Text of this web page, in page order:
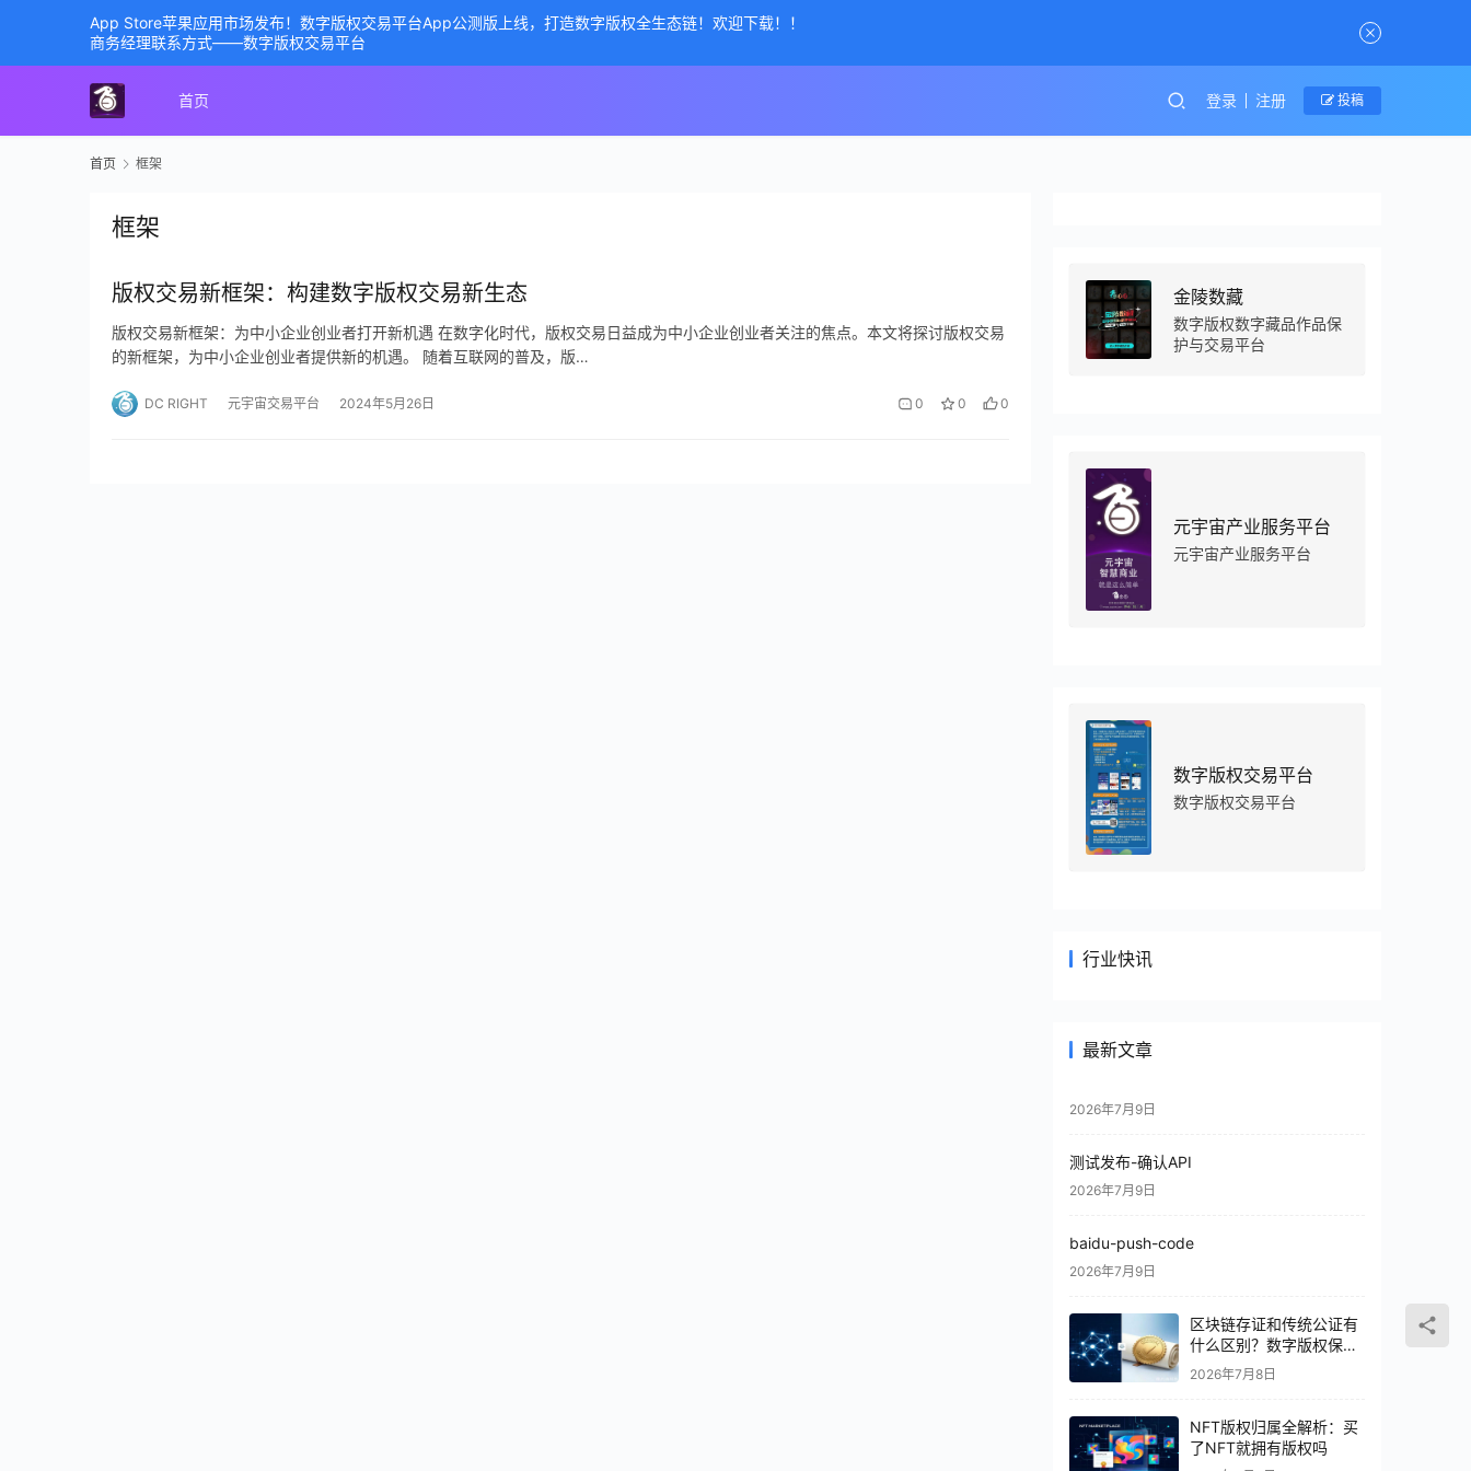
首页 登录 注册 投稿
首页 框架
框架
版权交易新框架：构建数字版权交易新生态
版权交易新框架：为中小企业创业者打开新机遇 在数字化时代，版权交易日益成为中小企业创业者关注的焦点。本文将探讨版权交易
的新框架，为中小企业创业者提供新的机遇。 随着互联网的普及，版…
DC RIGHT 元宇宙交易平台 2024年5月26日 0 0 0
金陵数藏
数字版权数字藏品作品保
护与交易平台
元宇宙产业服务平台
元宇宙产业服务平台
数字版权交易平台
数字版权交易平台
行业快讯
最新文章
2026年7月9日
测试发布-确认API
2026年7月9日
baidu-push-code
2026年7月9日
区块链存证和传统公证有
什么区别？数字版权保护
怎么选
2026年7月8日
NFT版权归属全解析：买
了NFT就拥有版权吗
App Store苹果应用市场发布！数字版权交易平台App公测版上线，打造数字版权全生态链！欢迎下载！！
商务经理联系方式——数字版权交易平台